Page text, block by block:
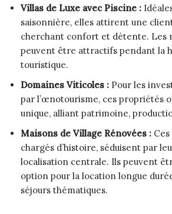
Villas de Luxe avec Piscine :
saisonnière, elles attirent une
cherchant confort et détente. Les
peuvent être attractifs pendant la
touristique.
Domaines Viticoles : Pour les
par l’œnotourisme, ces propriétés
unique, alliant patrimoine,
Maisons de Village Rénovées :
chargés d’histoire, séduisent par
localisation centrale. Ils peuvent
option pour la location longue
séjours thématiques.